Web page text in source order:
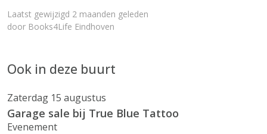
Laatst gewijzigd 2 maanden geleden
door Books4Life Eindhoven
Ook in deze buurt
Zaterdag 15 augustus
Garage sale bij True Blue Tattoo
Evenement